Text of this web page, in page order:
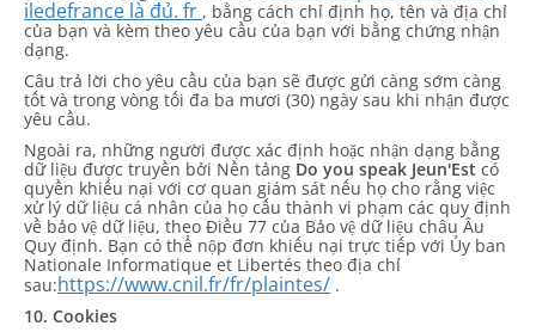
iledefrance là đủ. fr , bằng cách chỉ định họ, tên và địa chỉ
của bạn và kèm theo yêu cầu của bạn với bằng chứng nhận
dạng.
Câu trả lời cho yêu cầu của bạn sẽ được gửi càng sớm càng
tốt và trong vòng tối đa ba mươi (30) ngày sau khi nhận được
yêu cầu.
Ngoài ra, những người được xác định hoặc nhận dạng bằng
dữ liệu được truyền bởi Nền tảng Do you speak Jeun'Est có
quyền khiếu nại với cơ quan giám sát nếu họ cho rằng việc
xử lý dữ liệu cá nhân của họ cấu thành vi phạm các quy định
về bảo vệ dữ liệu, theo Điều 77 của Bảo vệ dữ liệu châu Âu
Quy định. Bạn có thể nộp đơn khiếu nại trực tiếp với Ủy ban
Nationale Informatique et Libertés theo địa chỉ
sau:https://www.cnil.fr/fr/plaintes/ .
10. Cookies